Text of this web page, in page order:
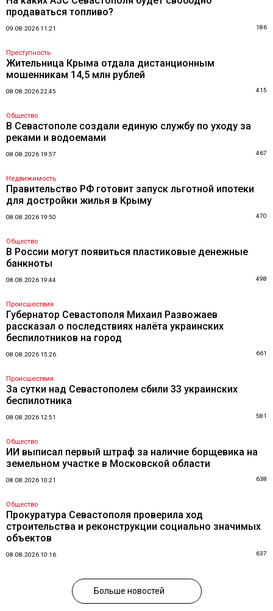
продаваться топливо?
09.08.2026 11:21 186
Преступность
Жительница Крыма отдала дистанционным
мошенникам 14,5 млн рублей
08.08.2026 22:45 415
Общество
В Севастополе создали единую службу по уходу за
реками и водоемами
08.08.2026 19:57 467
Недвижимость
Правительство РФ готовит запуск льготной ипотеки
для достройки жилья в Крыму
08.08.2026 19:50 470
Общество
В России могут появиться пластиковые денежные
банкноты
08.08.2026 19:44 498
Происшествия
Губернатор Севастополя Михаил Развожаев
рассказал о последствиях налёта украинских
беспилотников на город
08.08.2026 15:26 661
Происшествия
За сутки над Севастополем сбили 33 украинских
беспилотника
08.08.2026 12:51 581
Общество
ИИ выписал первый штраф за наличие борщевика на
земельном участке в Московской области
08.08.2026 10:21 638
Общество
Прокуратура Севастополя проверила ход
строительства и реконструкции социально значимых
объектов
08.08.2026 10:16 637
Больше новостей